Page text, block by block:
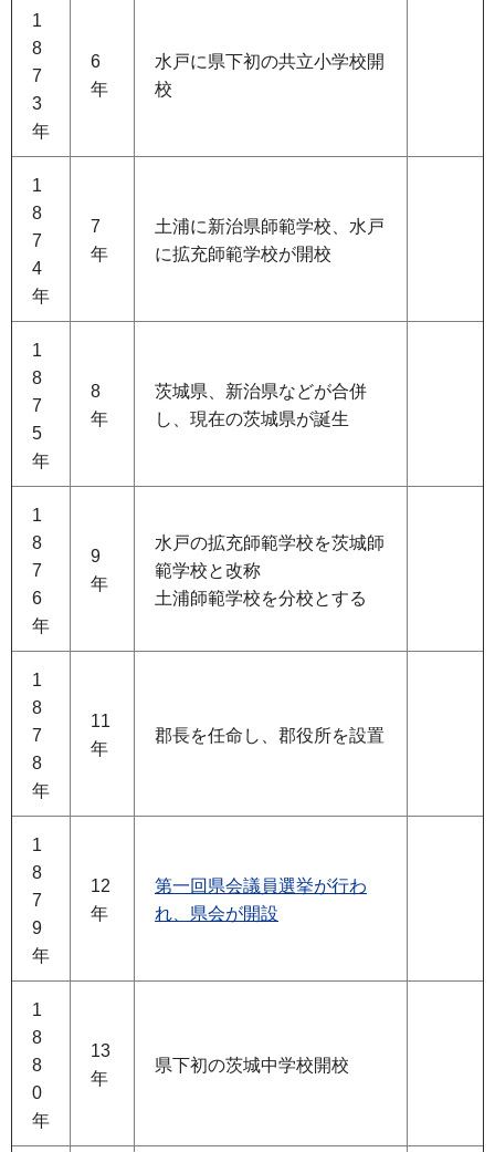
1
8
7
3
年
6
年
水戸に県下初の共立小学校開
校
1
8
7
4
年
7
年
土浦に新治県師範学校、水戸
に拡充師範学校が開校
1
8
7
5
年
8
年
茨城県、新治県などが合併
し、現在の茨城県が誕生
1
8
7
6
年
9
年
水戸の拡充師範学校を茨城師
範学校と改称
土浦師範学校を分校とする
1
8
7
8
年
11
年
郡長を任命し、郡役所を設置
1
8
7
9
年
12
年
第一回県会議員選挙が行わ
れ、県会が開設
1
8
8
0
年
13
年
県下初の茨城中学校開校